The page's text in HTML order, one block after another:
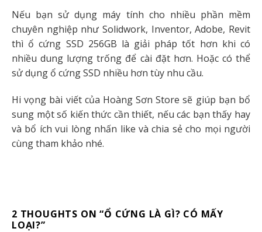
Nếu bạn sử dụng máy tính cho nhiều phần mềm
chuyên nghiệp như Solidwork, Inventor, Adobe, Revit
thì ổ cứng SSD 256GB là giải pháp tốt hơn khi có
nhiều dung lượng trống để cài đặt hơn. Hoặc có thể
sử dụng ổ cứng SSD nhiều hơn tùy nhu cầu.
Hi vọng bài viết của Hoàng Sơn Store sẽ giúp bạn bổ
sung một số kiến thức cần thiết, nếu các bạn thấy hay
và bổ ích vui lòng nhấn like và chia sẻ cho mọi người
cùng tham khảo nhé.
2 THOUGHTS ON “Ổ CỨNG LÀ GÌ? CÓ MẤY
LOẠI?”